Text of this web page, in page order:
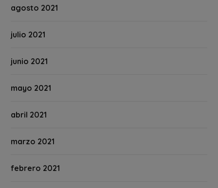
agosto 2021
julio 2021
junio 2021
mayo 2021
abril 2021
marzo 2021
febrero 2021